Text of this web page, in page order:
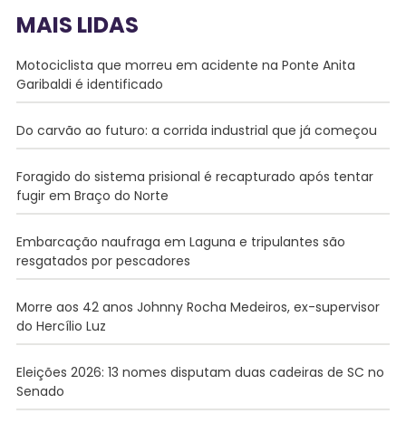
MAIS LIDAS
Motociclista que morreu em acidente na Ponte Anita
Garibaldi é identificado
Do carvão ao futuro: a corrida industrial que já começou
Foragido do sistema prisional é recapturado após tentar
fugir em Braço do Norte
Embarcação naufraga em Laguna e tripulantes são
resgatados por pescadores
Morre aos 42 anos Johnny Rocha Medeiros, ex-supervisor
do Hercílio Luz
Eleições 2026: 13 nomes disputam duas cadeiras de SC no
Senado